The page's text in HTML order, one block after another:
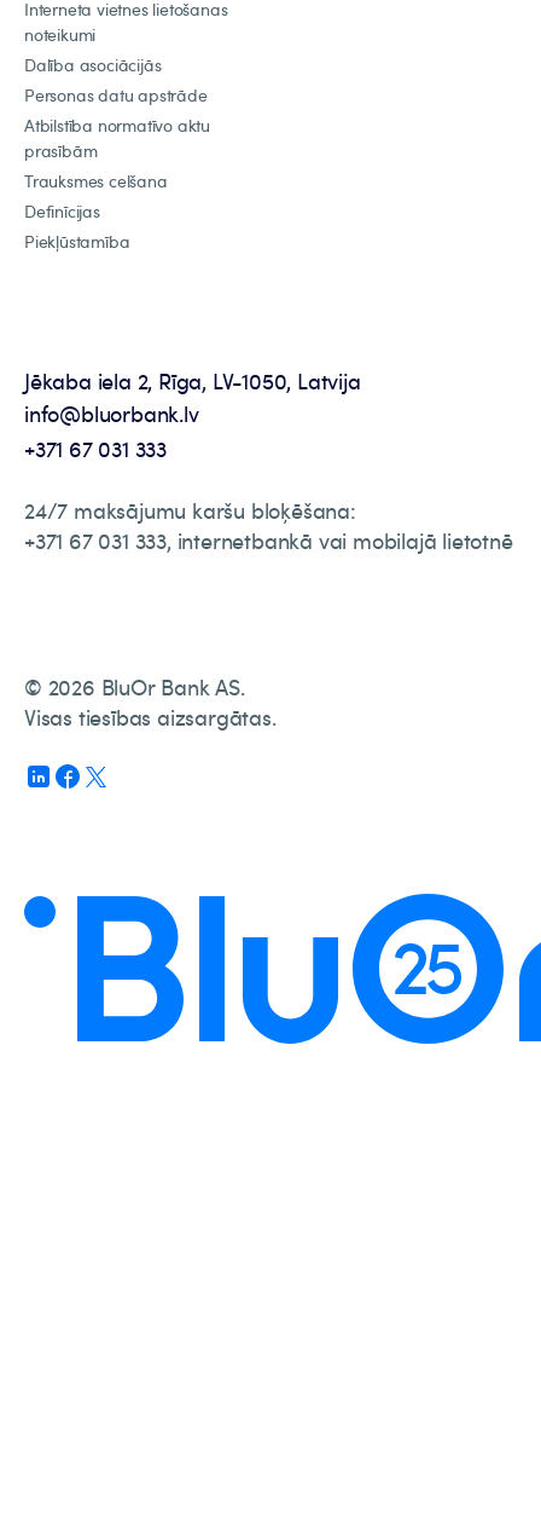
Interneta vietnes lietošanas
noteikumi
Dalība asociācijās
Personas datu apstrāde
Atbilstība normatīvo aktu
prasībām
Trauksmes celšana
Definīcijas
Piekļūstamība
Jēkaba iela 2, Rīga, LV-1050, Latvija
info@bluorbank.lv
+371 67 031 333
24/7 maksājumu karšu bloķēšana:
+371 67 031 333, internetbankā vai mobilajā lietotnē
© 2026 BluOr Bank AS.
Visas tiesības aizsargātas.